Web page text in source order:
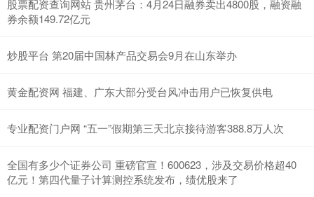
股票配资查询网站 贵州茅台：4月24日融券卖出4800股，融资融
券余额149.72亿元
炒股平台 第20届中国林产品交易会9月在山东举办
黄金配资网 福建、广东大部分受台风冲击用户已恢复供电
专业配资门户网 “五一”假期第三天北京接待游客388.8万人次
全国有多少个证券公司 重磅官宣！600623，涉及交易价格超40
亿元！第四代量子计算测控系统发布，绩优股来了